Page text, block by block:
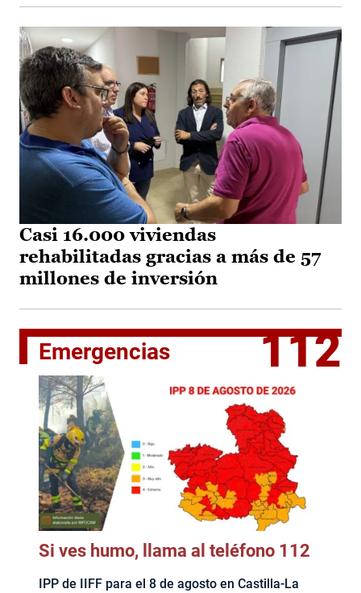
Casi 16.000 viviendas
rehabilitadas gracias a más de 57
millones de inversión
Emergencias 112
Si ves humo, llama al teléfono 112
IPP de IIFF para el 8 de agosto en Castilla-La